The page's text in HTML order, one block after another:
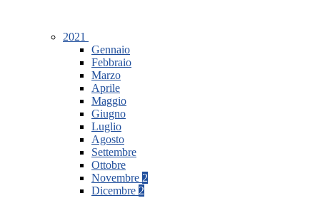
2021
Gennaio
Febbraio
Marzo
Aprile
Maggio
Giugno
Luglio
Agosto
Settembre
Ottobre
Novembre 2
Dicembre 2